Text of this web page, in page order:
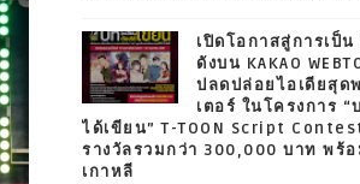
เปิดโอกาสสู่การเป็
ดังบน KAKAO
ปลดปล่อยไอเดียสุด
เตอร์ ในโครงการ
ได้เขียน” T-TOON Script
รางวัลรวมกว่า 300,000 บาท พร้
เกาหลี